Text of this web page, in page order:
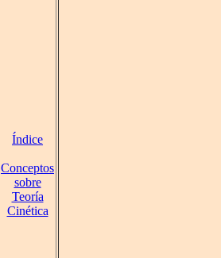
Índice
Conceptos
sobre
Teoría
Cinética